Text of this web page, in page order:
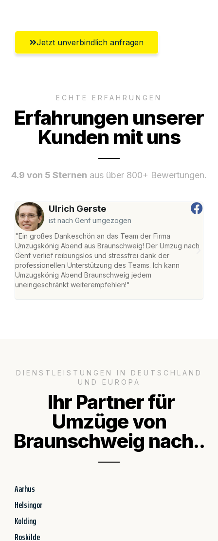
Jetzt unverbindlich anfragen
ECHTE ERFAHRUNGEN
Erfahrungen unserer
Kunden mit uns
4.9 von 5 Sternen aus über 800+ Bewertungen.
Ulrich Gerste
ist nach Genf umgezogen
"Ein großes Dankeschön an das Team der Firma
Umzugskönig Abend aus Braunschweig! Der Umzug nach
Genf verlief reibungslos und stressfrei dank der
professionellen Unterstützung des Teams. Ich kann
Umzugskönig Abend Braunschweig jedem
uneingeschränkt weiterempfehlen!"
DIENSTLEISTUNGEN IN DEUTSCHLAND
UND EUROPA
Ihr Partner für
Umzüge von
Braunschweig nach..
Aarhus
Helsingor
Kolding
Roskilde